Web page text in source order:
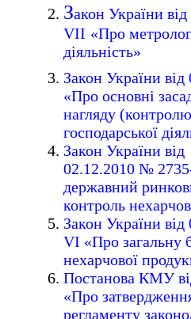
Закон України
VII «Про
діяльність»
Закон України
«Про основні
нагляду
господарської
Закон України від
02.12.2010 №
державний
контроль
Закон України
VI «Про загальну
нехарчової
Постанова КМУ
«Про
регламенту